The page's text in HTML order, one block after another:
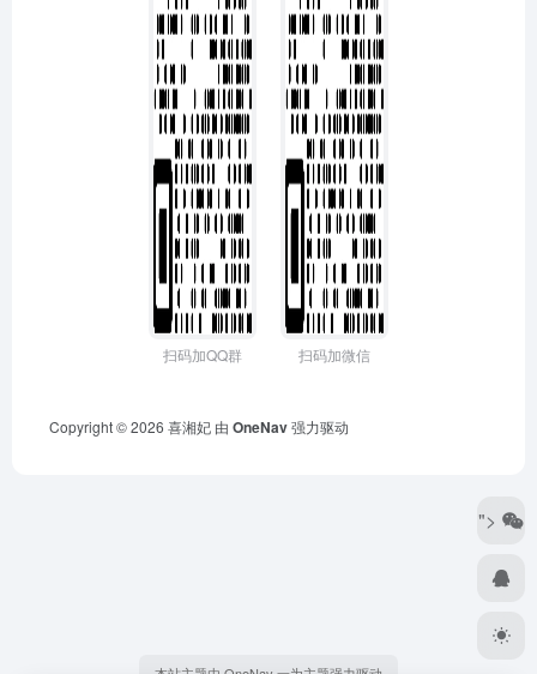
扫码加QQ群 扫码加微信
Copyright © 2026 喜湘妃 由 OneNav强力驱动
">